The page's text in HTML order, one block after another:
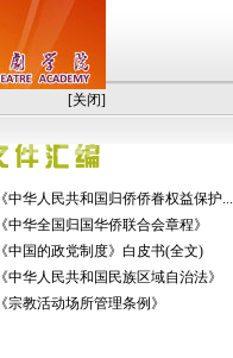
《中华人民共和国归侨侨眷权益保护...
《中华全国归国华侨联合会章程》
《中国的政党制度》白皮书(全文)
《中华人民共和国民族区域自治法》
《宗教活动场所管理条例》